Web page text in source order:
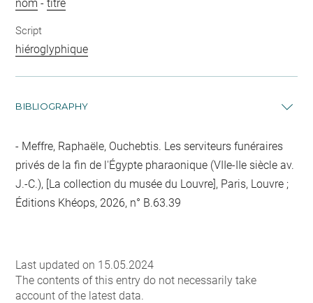
nom -titre
Script
hiéroglyphique
BIBLIOGRAPHY
Meffre, Raphaële, Ouchebtis. Les serviteurs funéraires
privés de la fin de l'Égypte pharaonique (VIIe-IIe siècle av.
J.-C.), [La collection du musée du Louvre], Paris, Louvre ;
Éditions Khéops, 2026, n° B.63.39
Last updated on 15.05.2024
The contents of this entry do not necessarily take
account of the latest data.